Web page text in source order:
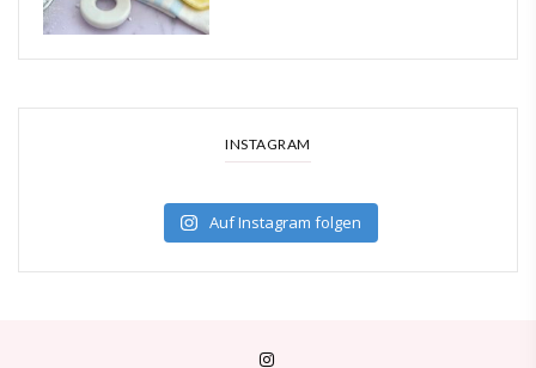
INSTAGRAM
Auf Instagram folgen